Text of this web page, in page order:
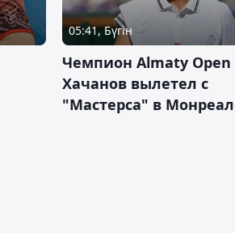
05:41, Бүгін
Чемпион Almaty Open
Хачанов вылетел с
"Мастерса" в